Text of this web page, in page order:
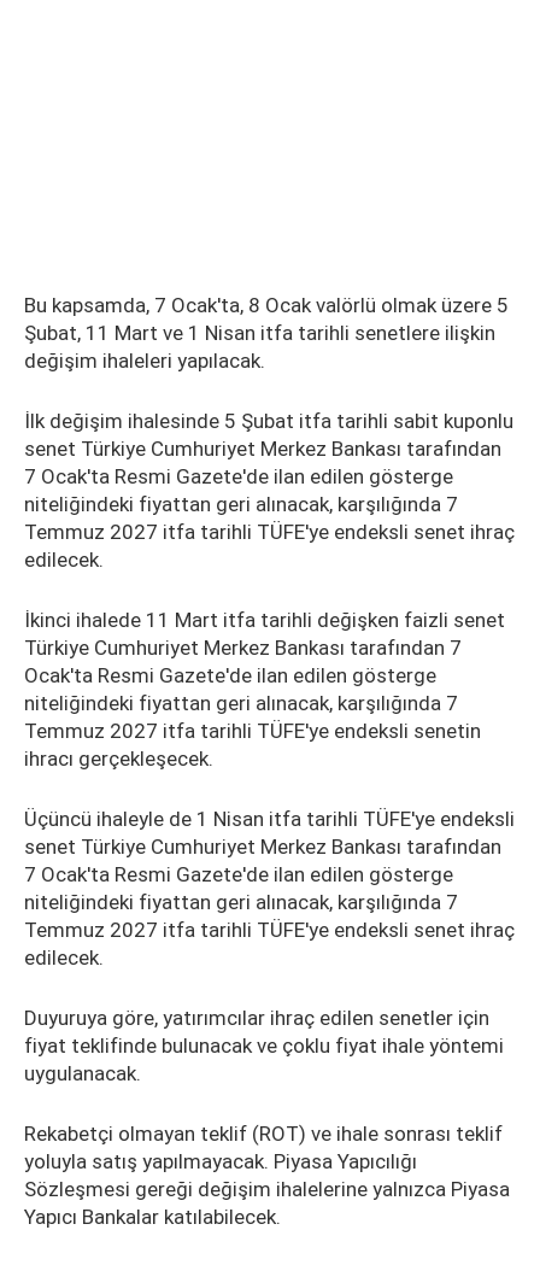
Bu kapsamda, 7 Ocak'ta, 8 Ocak valörlü olmak üzere 5
Şubat, 11 Mart ve 1 Nisan itfa tarihli senetlere ilişkin
değişim ihaleleri yapılacak.
İlk değişim ihalesinde 5 Şubat itfa tarihli sabit kuponlu
senet Türkiye Cumhuriyet Merkez Bankası tarafından
7 Ocak'ta Resmi Gazete'de ilan edilen gösterge
niteliğindeki fiyattan geri alınacak, karşılığında 7
Temmuz 2027 itfa tarihli TÜFE'ye endeksli senet ihraç
edilecek.
İkinci ihalede 11 Mart itfa tarihli değişken faizli senet
Türkiye Cumhuriyet Merkez Bankası tarafından 7
Ocak'ta Resmi Gazete'de ilan edilen gösterge
niteliğindeki fiyattan geri alınacak, karşılığında 7
Temmuz 2027 itfa tarihli TÜFE'ye endeksli senetin
ihracı gerçekleşecek.
Üçüncü ihaleyle de 1 Nisan itfa tarihli TÜFE'ye endeksli
senet Türkiye Cumhuriyet Merkez Bankası tarafından
7 Ocak'ta Resmi Gazete'de ilan edilen gösterge
niteliğindeki fiyattan geri alınacak, karşılığında 7
Temmuz 2027 itfa tarihli TÜFE'ye endeksli senet ihraç
edilecek.
Duyuruya göre, yatırımcılar ihraç edilen senetler için
fiyat teklifinde bulunacak ve çoklu fiyat ihale yöntemi
uygulanacak.
Rekabetçi olmayan teklif (ROT) ve ihale sonrası teklif
yoluyla satış yapılmayacak. Piyasa Yapıcılığı
Sözleşmesi gereği değişim ihalelerine yalnızca Piyasa
Yapıcı Bankalar katılabilecek.